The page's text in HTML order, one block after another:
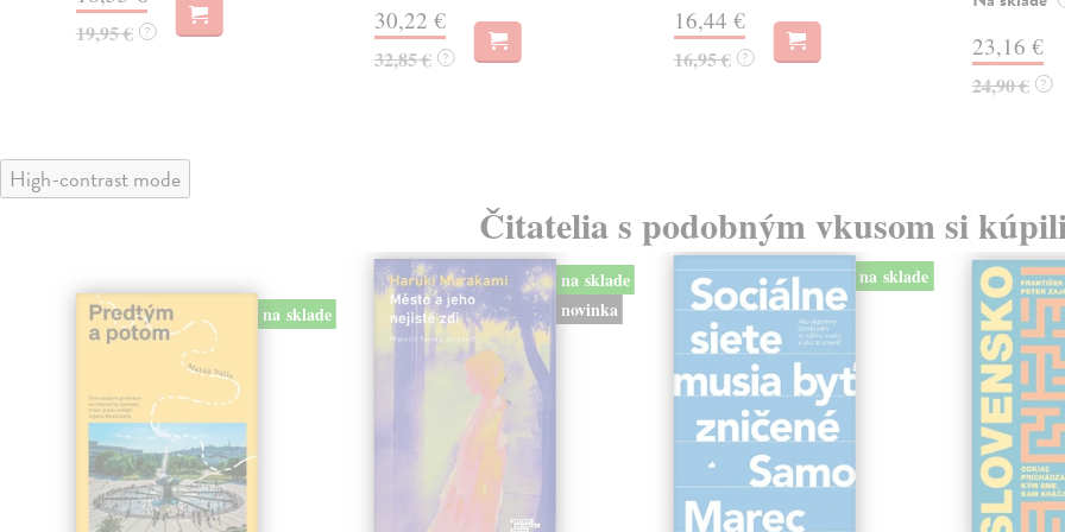
19,95 € ? 30,22 €
32,85 € ?
16,44 €
16,95 € ? 23,16 €
24,90 € ?
High-contrast mode
Čitatelia s podobným vkusom si
na sklade
na sklade
novinka
na sklade